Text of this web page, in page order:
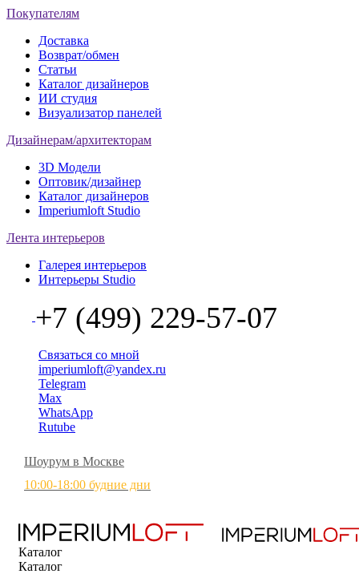
Покупателям
Доставка
Возврат/обмен
Статьи
Каталог дизайнеров
ИИ студия
Визуализатор панелей
Дизайнерам/архитекторам
3D Модели
Оптовик/дизайнер
Каталог дизайнеров
Imperiumloft Studio
Лента интерьеров
Галерея интерьеров
Интерьеры Studio
+7 (499) 229-57-07
Связаться со мной
imperiumloft@yandex.ru
Telegram
Max
WhatsApp
Rutube
Шоурум в Москве
10:00-18:00 будние дни
Каталог
Каталог